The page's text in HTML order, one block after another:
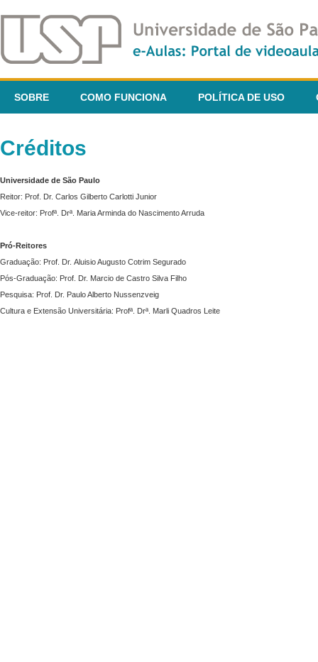
SOBRE COMO FUNCIONA POLÍTICA DE USO
Créditos
Universidade de São Paulo
Reitor: Prof. Dr. Carlos Gilberto Carlotti Junior
Vice-reitor: Profª. Drª. Maria Arminda do Nascimento Arruda
Pró-Reitores
Graduação: Prof. Dr. Aluisio Augusto Cotrim Segurado
Pós-Graduação: Prof. Dr. Marcio de Castro Silva Filho
Pesquisa: Prof. Dr. Paulo Alberto Nussenzveig
Cultura e Extensão Universitária: Profª. Drª. Marli Quadros Leite